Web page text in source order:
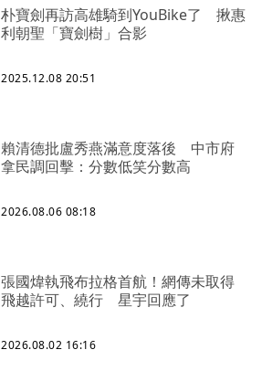
朴寶劍再訪高雄騎到YouBike了 揪惠
利朝聖「寶劍樹」合影
2025.12.08 20:51
賴清德批盧秀燕滿意度落後 中市府
拿民調回擊：分數低笑分數高
2026.08.06 08:18
張國煒執飛布拉格首航！網傳未取得
飛越許可、繞行 星宇回應了
2026.08.02 16:16